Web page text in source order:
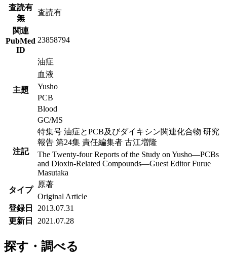
査読有
無
査読有
関連
PubMed
ID
23858794
主題
油症
血液
Yusho
PCB
Blood
GC/MS
注記
特集号 油症とPCB及びダイキシン関連化合物 研究
報告 第24集 責任編集者 古江増隆
The Twenty-four Reports of the Study on Yusho―PCBs
and Dioxin-Related Compounds―Guest Editor Furue
Masutaka
タイプ
原著
Original Article
登録日
2013.07.31
更新日
2021.07.28
探す・調べる